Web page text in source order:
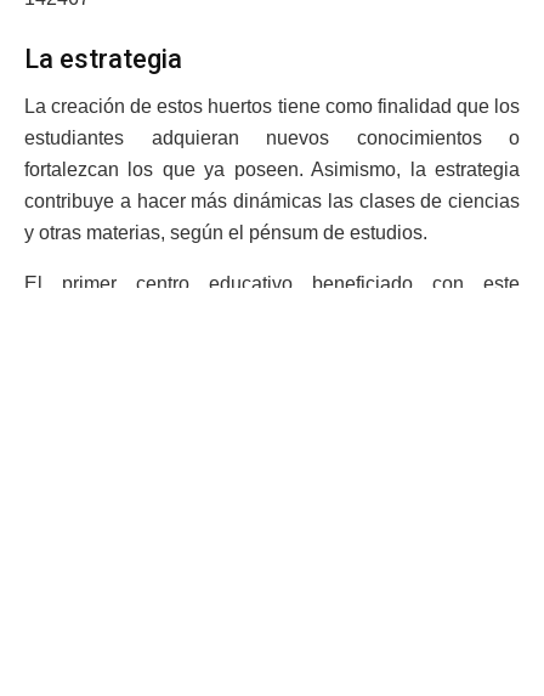
La estrategia
La creación de estos huertos tiene como finalidad que los
estudiantes adquieran nuevos conocimientos o
fortalezcan los que ya poseen. Asimismo, la estrategia
contribuye a hacer más dinámicas las clases de ciencias
y otras materias, según el pénsum de estudios.
El primer centro educativo beneficiado con este